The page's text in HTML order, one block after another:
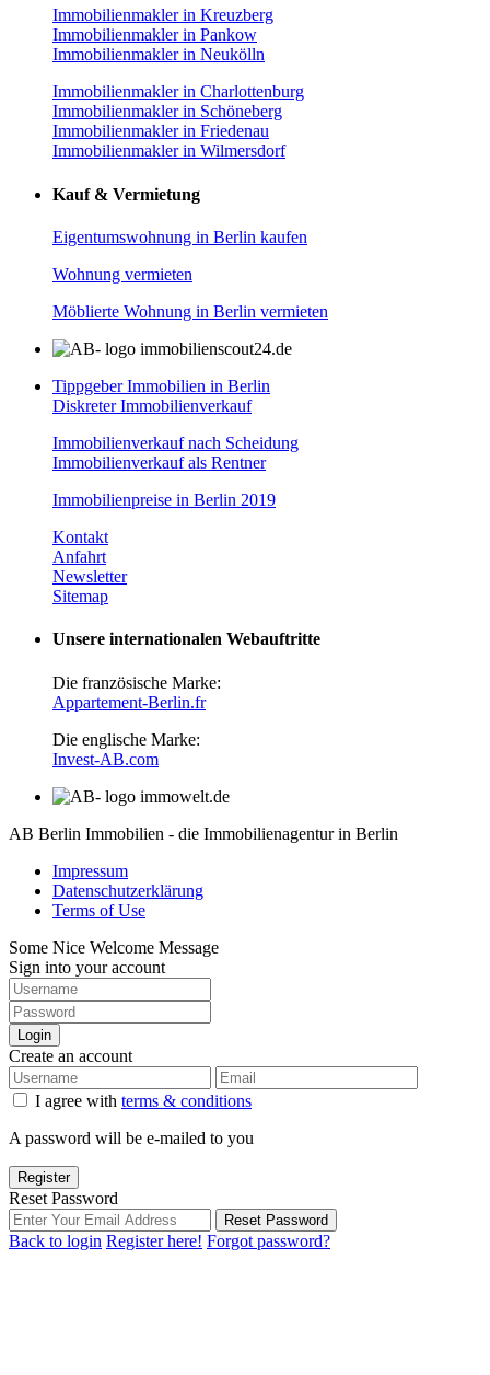
Immobilienmakler in Kreuzberg
Immobilienmakler in Pankow
Immobilienmakler in Neukölln
Immobilienmakler in Charlottenburg
Immobilienmakler in Schöneberg
Immobilienmakler in Friedenau
Immobilienmakler in Wilmersdorf
Kauf & Vermietung
Eigentumswohnung in Berlin kaufen
Wohnung vermieten
Möblierte Wohnung in Berlin vermieten
Tippgeber Immobilien in Berlin
Diskreter Immobilienverkauf
Immobilienverkauf nach Scheidung
Immobilienverkauf als Rentner
Immobilienpreise in Berlin 2019
Kontakt
Anfahrt
Newsletter
Sitemap
Unsere internationalen Webauftritte
Die französische Marke:
Appartement-Berlin.fr
Die englische Marke:
Invest-AB.com
AB Berlin Immobilien - die Immobilienagentur in Berlin
Impressum
Datenschutzerklärung
Terms of Use
Some Nice Welcome Message
Sign into your account
Login
Create an account
I agree with terms & conditions
A password will be e-mailed to you
Register
Reset Password
Reset Password
Back to login Register here! Forgot password?